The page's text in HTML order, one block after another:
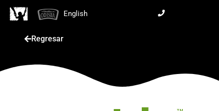
English
Regresar